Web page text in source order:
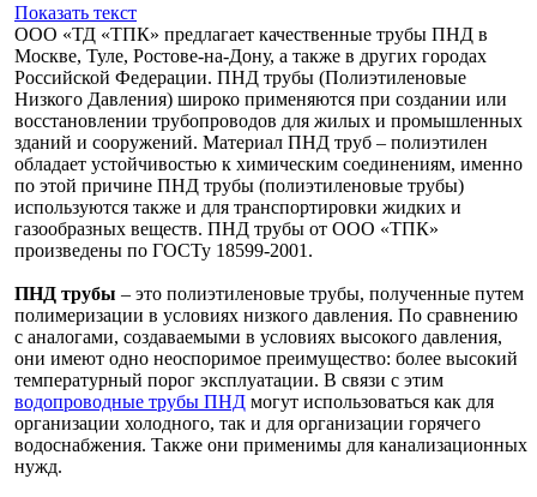
Показать текст
ООО «ТД «ТПК» предлагает качественные трубы ПНД в
Москве, Туле, Ростове-на-Дону, а также в других городах
Российской Федерации. ПНД трубы (Полиэтиленовые
Низкого Давления) широко применяются при создании или
восстановлении трубопроводов для жилых и промышленных
зданий и сооружений. Материал ПНД труб – полиэтилен
обладает устойчивостью к химическим соединениям, именно
по этой причине ПНД трубы (полиэтиленовые трубы)
используются также и для транспортировки жидких и
газообразных веществ. ПНД трубы от ООО «ТПК»
произведены по ГОСТу 18599-2001.
ПНД трубы – это полиэтиленовые трубы, полученные путем
полимеризации в условиях низкого давления. По сравнению
с аналогами, создаваемыми в условиях высокого давления,
они имеют одно неоспоримое преимущество: более высокий
температурный порог эксплуатации. В связи с этим
водопроводные трубы ПНД могут использоваться как для
организации холодного, так и для организации горячего
водоснабжения. Также они применимы для канализационных
нужд.